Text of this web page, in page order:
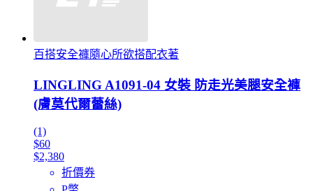
百搭安全褲隨心所欲搭配衣著
LINGLING A1091-04 女裝 防走光美腿安全褲
(膚莫代爾蕾絲)
(1)
$60
$2,380
折價券